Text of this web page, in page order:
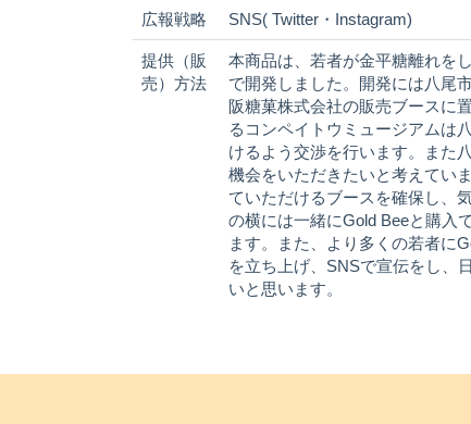
広報戦略 SNS( Twitter・Instagram)
提供（販
売）方法
本商品は、若者が金平糖離れを
で開発しました。開発には八尾
阪糖菓株式会社の販売ブースに
るコンペイトウミュージアムは
けるよう交渉を行います。また
機会をいただきたいと考えてい
ていただけるブースを確保し、
の横には一緒にGold Beeと購入
ます。また、より多くの若者に
を立ち上げ、SNSで宣伝をし、
いと思います。